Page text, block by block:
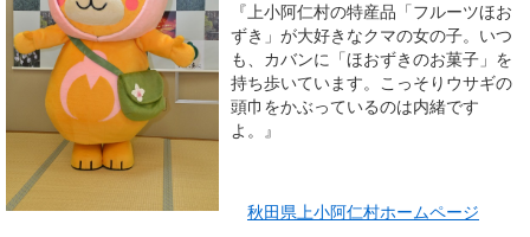
『上小阿仁村の特産品「フルーツほお
ずき」が大好きなクマの女の子。いつ
も、カバンに「ほおずきのお菓子」を
持ち歩いています。こっそりウサギの
頭巾をかぶっているのは内緒です
よ。』
秋田県上小阿仁村ホームページ